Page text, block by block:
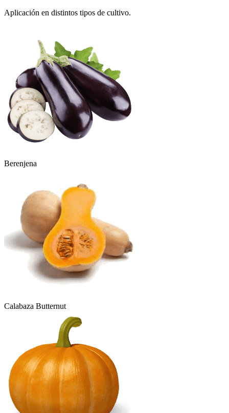
Aplicación en distintos tipos de cultivo.
Berenjena
Calabaza Butternut